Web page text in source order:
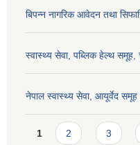
बिपन्‍न नागरिक आवेदन तथा
स्वास्थ्य सेवा, पब्लिक हेल्‍थ समूह,
नेपाल स्वास्थ्य सेवा, आयूर्वेद समूह
Pages
1 2 3